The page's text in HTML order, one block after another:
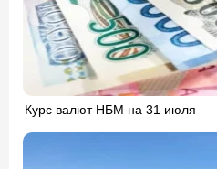
Курс валют НБМ на 31 июля